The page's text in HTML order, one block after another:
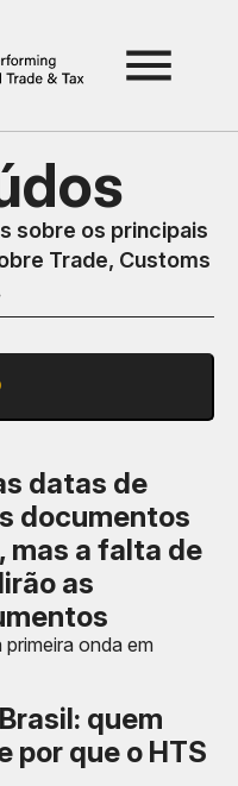
sobre os principais
Trade, Customs
datas de
documentos
a falta de
as
onda em
quem
por que o HTS